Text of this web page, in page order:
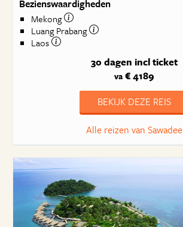
Bezienswaardigheden
Mekong
Luang Prabang
Laos
30 dagen incl ticket
va€ 4189
BEKIJK DEZE REIS
Alle reizen van Sawadee